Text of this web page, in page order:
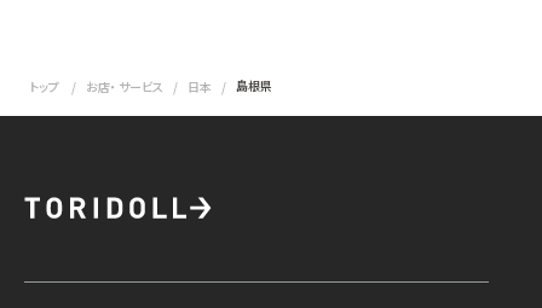
トップ お店・ サービス 日本 島根県